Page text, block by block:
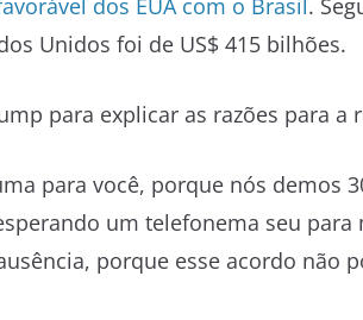
dos EUA com o Brasil.
Unidos foi de US$ 415 bilhões.
para explicar as razões para a
para você, porque nós demos
um telefonema seu para
porque esse acordo não